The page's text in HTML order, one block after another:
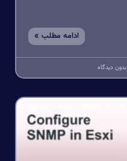
ادامه مطلب »
بدون دیدگاه